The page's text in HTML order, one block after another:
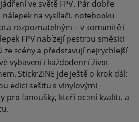
ve světě FPV. Pár dobře
na vysílači, notebooku
rozpoznatelným – v komunitě i
FPV nabízejí pestrou směsici
ze scény a představují nejrychlejší
vybavení i každodenní život
StickrZINE jde ještě o krok dál:
edici sešitu s vinylovými
pro fanoušky, kteří ocení kvalitu a